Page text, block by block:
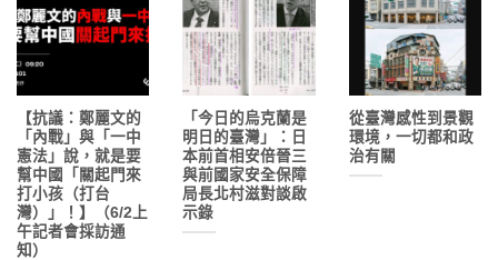
【抗議：鄭麗文的
「內戰」與「一中
憲法」說，就是要
幫中國「關起門來
打小孩（打台
灣）」！】（6/2上
午記者會採訪通
知）
「今日的烏克蘭是
明日的臺灣」：日
本前首相安倍晉三
與前國家安全保障
局長北村滋對談啟
示錄
從臺灣感性到景觀
環境，一切都和政
治有關